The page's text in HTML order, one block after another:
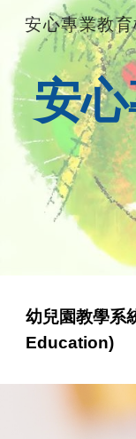
Skip to main
安心專業教
安
幼兒園教學系
Education)